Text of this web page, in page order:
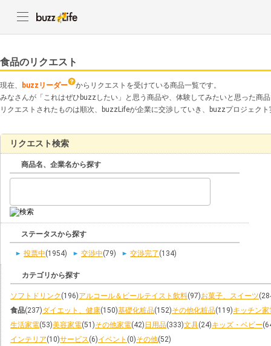
食品のリクエスト
現在、 buzzリーダー
からリクエストを受けている商品一覧です。
みなさんが「これはぜひbuzzしたい」と思う商品や、体験してみたいと思った商
リクエストされたものは順次、buzzLifeが企業に交渉していき、buzzプロジェク
リクエスト検索
商品名、企業名から探す
ステータスから探す
投票中(1954) 交渉中(79) 交渉完了 (134)
カテゴリから探す
ソフトドリンク (196)アルコール＆ビールテイスト飲料(97)お菓子、スイーツ
食品(237)ダイエット、健康(150)基礎化粧品(152)その他化粧品(119)キッチン家
生活家電(53)美容家電(51)その他家電(42) 日用品(333)文具(24)キッズ・ベビー
インテリア(10)サービス(6)イベント (0)その他(52)